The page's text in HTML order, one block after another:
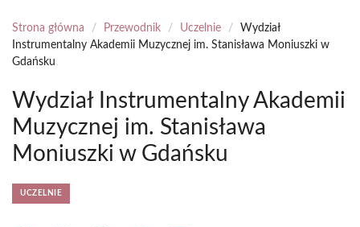
Strona główna / Przewodnik / Uczelnie /
Wydział
Instrumentalny Akademii Muzycznej im. Stanisława Moniuszki w
Gdańsku
Wydział Instrumentalny Akademii
Muzycznej im. Stanisława
Moniuszki w Gdańsku
UCZELNIE